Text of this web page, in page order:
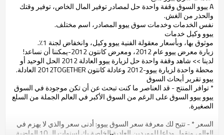
A ييوو السوق وقفة واحدة حل لمصادر توفير المال الخاص، توفير وقتك
والحذر من الغش.
نفس الخدمات وخدمات سوق ييوو المصادر، اسم مختلف.
ييوو وكيل خدمات
موثوق بها، وبأسعار معقولة الفنية ييوو وكيل، وانخفاض لجنة 1٪.
زيارة معرض ييوو عام 2012، ومعرض كانتون 2012-يمكننا أن نساعد!
لدينا >> شاهد وقفة واحدة حل لزيارة ييوو العادلة 2012 الحل الوحيد أو
محطة واحدة لزيارة ييوو-2012 وعادلة كانتون 2012TOGETHER العادلة.
ييوو تقرير أبحاث السوق
* توافر المنتج - قد العناصر ما كنت تبحث عن أن تكن موجودة في السوق
ييوو ييوو السوق على الرغم من السوق الأكبر في العالم الجملة من السلع
الصغيرة.
السعر * - تتيح لك معرفة سعر السوق ييوو: أدنى سعر والذي لا يهزم في
العالم، ونقول وداعا للموردين العادية الخاصة بك لسنوات ال 10 الماضية.